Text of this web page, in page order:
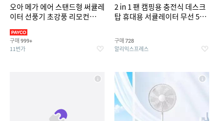
오아 메가 에어 스탠드형 써큘레
이터 선풍기 초강풍 리모컨
용 서큘레이터
구매 999+
11번가
2 in 1 팬 캠핑용 충전식 데스크
탑 휴대용 서큘레이터 무선 5단
LED 야간 조명 팬 사무실 가정
용
구매 728
알리익스프레스